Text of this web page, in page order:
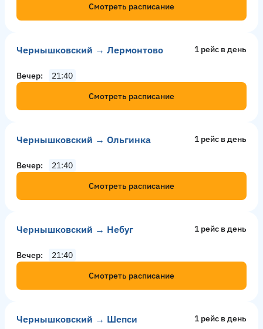
Смотреть расписание
Чернышковский → Лермонтово 1 рейс в день
Вечер
21:40
Смотреть расписание
Чернышковский → Ольгинка 1 рейс в день
Вечер
21:40
Смотреть расписание
Чернышковский → Небуг 1 рейс в день
Вечер
21:40
Смотреть расписание
Чернышковский → Шепси 1 рейс в день